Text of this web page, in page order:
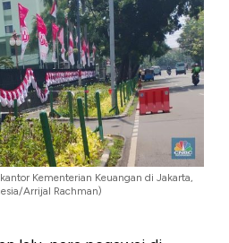
Kementerian Keuangan di Jakarta,
Arrijal Rachman)